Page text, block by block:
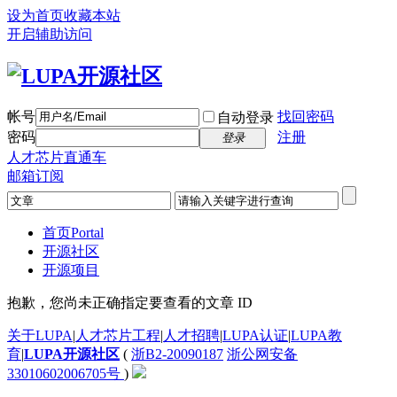
设为首页收藏本站
开启辅助访问
帐号 自动登录 找回密码
密码
登录
注册
人才芯片直通车
邮箱订阅
首页Portal
开源社区
开源项目
抱歉，您尚未正确指定要查看的文章 ID
关于LUPA| 人才芯片工程| 人才招聘|LUPA认证|LUPA教
育|LUPA开源社区 ( 浙B2-20090187 浙公网安备
33010602006705号 )